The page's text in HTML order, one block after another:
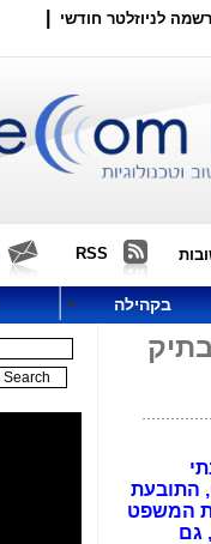
לניוזלטר חודשי
RSS
בקהילה
התובעת
המשפט
גם